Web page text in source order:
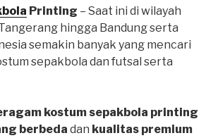
a Printing – Saat ini di wilayah
hingga Bandung serta
semakin banyak yang mencari
sepakbola dan futsal serta
kostum sepakbola printing
berbeda dan kualitas premium